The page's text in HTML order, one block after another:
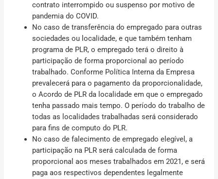
contrato interrompido ou suspenso por motivo de
pandemia do COVID.
No caso de transferência do empregado para outras
sociedades ou localidade, e que também tenham
programa de PLR, o empregado terá o direito à
participação de forma proporcional ao período
trabalhado. Conforme Política Interna da Empresa
prevalecerá para o pagamento da proporcionalidade,
o Acordo de PLR da localidade em que o empregado
tenha passado mais tempo. O período do trabalho de
todas as localidades trabalhadas será considerado
para fins de computo do PLR.
No caso de falecimento de empregado elegível, a
participação na PLR será calculada de forma
proporcional aos meses trabalhados em 2021, e será
paga aos respectivos dependentes legalmente